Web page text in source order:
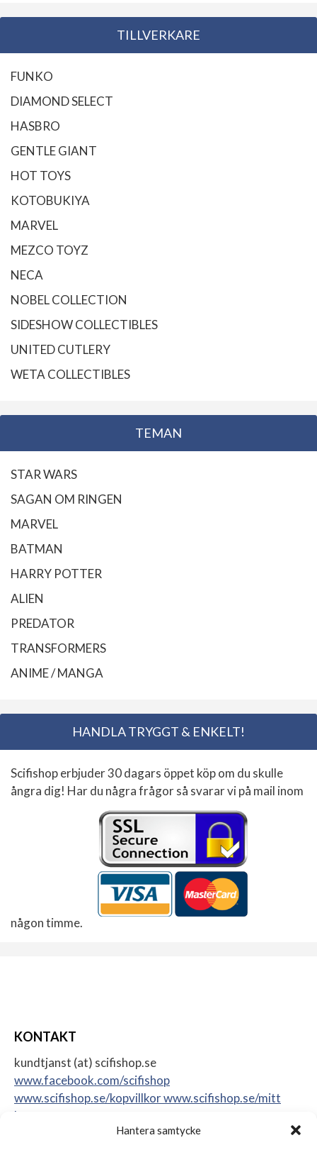
Hantera samtycke
TILLVERKARE
FUNKO
DIAMOND SELECT
HASBRO
GENTLE GIANT
HOT TOYS
KOTOBUKIYA
MARVEL
MEZCO TOYZ
NECA
NOBEL COLLECTION
SIDESHOW COLLECTIBLES
UNITED CUTLERY
WETA COLLECTIBLES
TEMAN
STAR WARS
SAGAN OM RINGEN
MARVEL
BATMAN
HARRY POTTER
ALIEN
PREDATOR
TRANSFORMERS
ANIME / MANGA
HANDLA TRYGGT & ENKELT!
Scifishop erbjuder 30 dagars öppet köp om du skulle
ångra dig! Har du några frågor så svarar vi på mail inom
någon timme.
KONTAKT
kundtjanst (at) scifishop.se
www.facebook.com/scifishop
www.scifishop.se/kopvillkorwww.scifishop.se/mitt
konto